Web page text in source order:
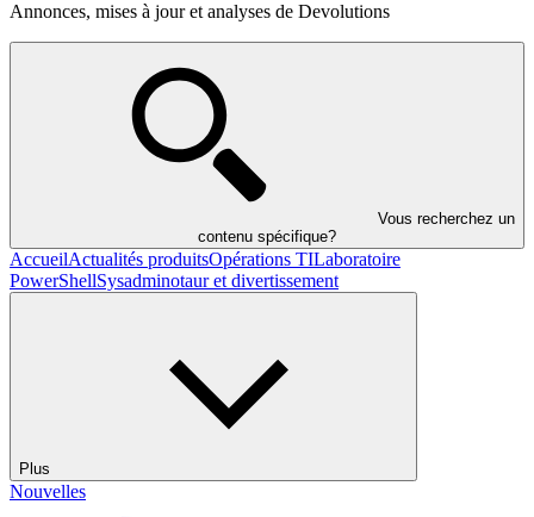
Annonces, mises à jour et analyses de Devolutions
Vous recherchez un
contenu spécifique?
AccueilActualités produitsOpérations TILaboratoire
PowerShellSysadminotaur et divertissement
Plus
Nouvelles